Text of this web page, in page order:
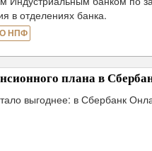
в отделениях банка.
НПФ
плана в
выгоднее: в Сбербанк